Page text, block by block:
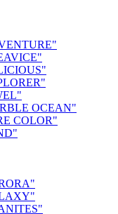
OCEAN"
COLOR"